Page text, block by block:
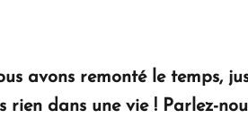
avons remonté le temps,
rien dans une vie ! Parlez-